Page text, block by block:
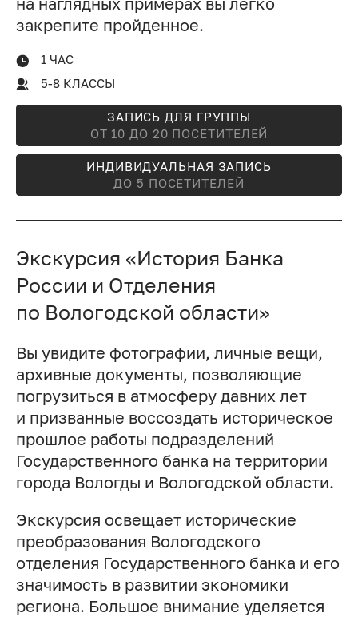
на наглядных примерах вы легко
закрепите пройденное.
1 ЧАС
5-8 КЛАССЫ
ЗАПИСЬ ДЛЯ ГРУППЫ
ОТ 10 ДО 20 ПОСЕТИТЕЛЕЙ
ИНДИВИДУАЛЬНАЯ ЗАПИСЬ
ДО 5 ПОСЕТИТЕЛЕЙ
Экскурсия «История Банка
России и Отделения
по Вологодской области»
Вы увидите фотографии, личные вещи,
архивные документы, позволяющие
погрузиться в атмосферу давних лет
и призванные воссоздать историческое
прошлое работы подразделений
Государственного банка на территории
города Вологды и Вологодской области.
Экскурсия освещает исторические
преобразования Вологодского
отделения Государственного банка и его
значимость в развитии экономики
региона. Большое внимание уделяется